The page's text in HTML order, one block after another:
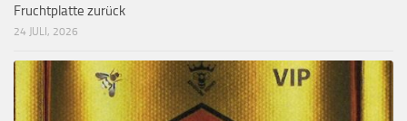
Fruchtplatte zurück
24 JULI, 2026